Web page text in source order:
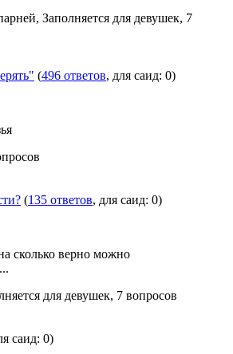
Заполняется для девушек, 7
(496 ответов, для саид: 0)
(135 ответов, для саид: 0)
сколько верно можно
для девушек, 7 вопросов
саид: 0)